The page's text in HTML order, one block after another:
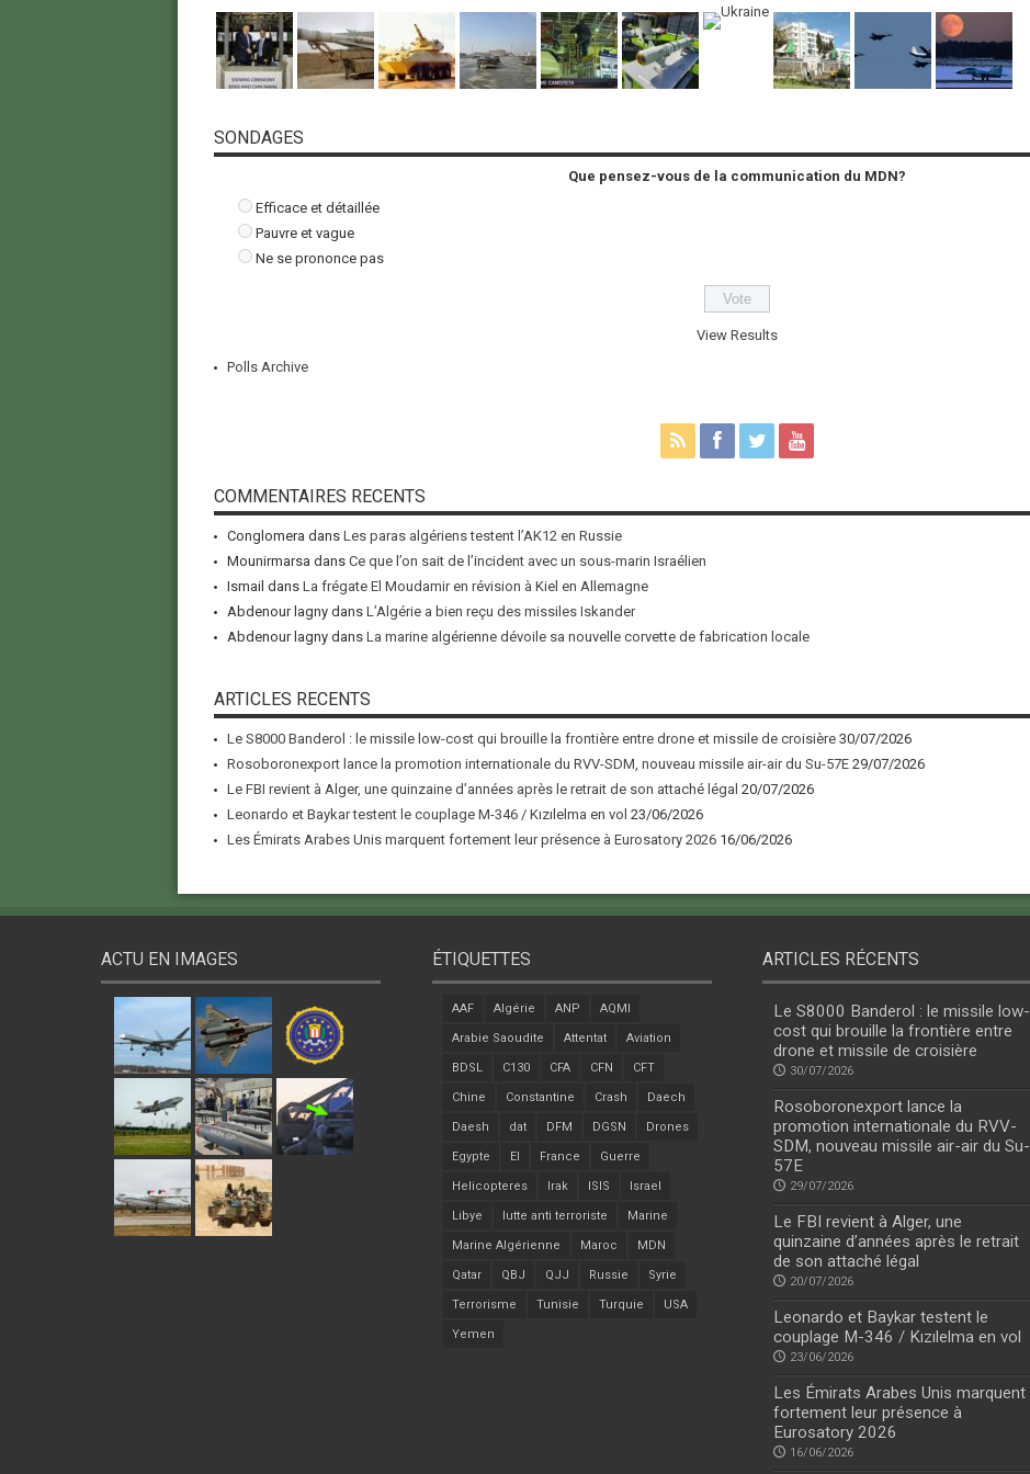
SONDAGES
Que pensez-vous de la communication du MDN?
Efficace et détaillée
Pauvre et vague
Ne se prononce pas
View Results
Polls Archive
COMMENTAIRES RECENTS
Conglomera dans Les paras algériens testent l’AK12 en Russie
Mounirmarsa dans Ce que l’on sait de l’incident avec un sous-marin Israélien
Ismail dans La frégate El Moudamir en révision à Kiel en Allemagne
Abdenour lagnydans L’Algérie a bien reçu des missiles Iskander
Abdenour lagnydans La marine algérienne dévoile sa nouvelle corvette de fabrication locale
ARTICLES RECENTS
Le S8000 Banderol : le missile low-cost qui brouille la frontière entre drone et missile de croisière 30/07/2026
Rosoboronexport lance la promotion internationale du RVV-SDM, nouveau missile air-air du Su-57E 29/07/2026
Le FBI revient à Alger, une quinzaine d’années après le retrait de son attaché légal 20/07/2026
Leonardo et Baykar testent le couplage M-346 / Kızılelma en vol 23/06/2026
Les Émirats Arabes Unis marquent fortement leur présence à Eurosatory 2026 16/06/2026
ACTU EN IMAGES ÉTIQUETTES
AAF Algérie ANP AQMI
Arabie Saoudite Attentat Aviation
BDSL C130 CFA CFN CFT
Chine Constantine Crash Daech
Daesh dat DFM DGSN Drones
Egypte EI France Guerre
Helicopteres Irak ISIS Israel
Libye lutte anti terroriste Marine
Marine Algérienne Maroc MDN
Qatar QBJ QJJ Russie Syrie
Terrorisme Tunisie Turquie USA
Yemen
ARTICLES RÉCENTS
Le S8000 Banderol : le missile low-
cost qui brouille la frontière entre
drone et missile de croisière
30/07/2026
Rosoboronexport lance la
promotion internationale du RVV-
SDM, nouveau missile air-air du Su-
57E
29/07/2026
Le FBI revient à Alger, une
quinzaine d’années après le retrait
de son attaché légal
20/07/2026
Leonardo et Baykar testent le
couplage M-346 / Kızılelma en vol
23/06/2026
Les Émirats Arabes Unis marquent
fortement leur présence à
Eurosatory 2026
16/06/2026